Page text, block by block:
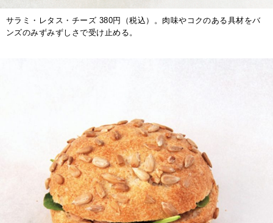
サラミ・レタス・チーズ 380円（税込）。肉味やコクのある具材をバ
ンズのみずみずしさで受け止める。